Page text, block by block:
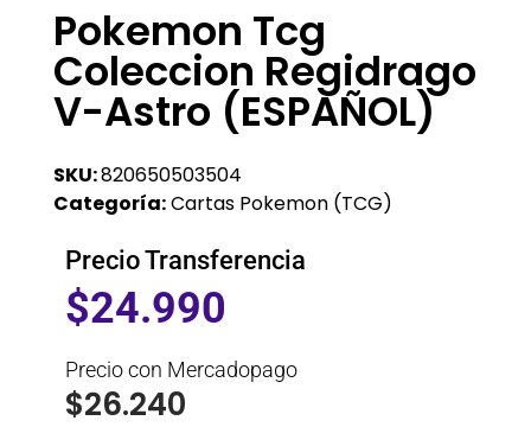
Pokemon Tcg
Coleccion Regidrago
V-Astro (ESPAÑOL)
SKU:820650503504
Categoría:Cartas Pokemon (TCG)
Precio Transferencia
$24.990
Precio con Mercadopago
$26.240